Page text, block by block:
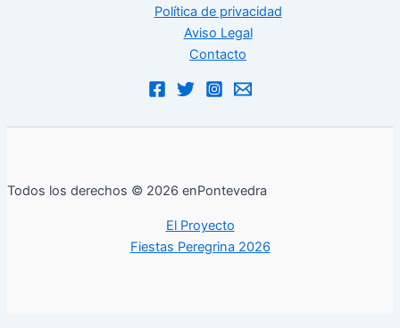
Política de privacidad
Aviso Legal
Contacto
Todos los derechos © 2026 enPontevedra
El Proyecto
Fiestas Peregrina 2026